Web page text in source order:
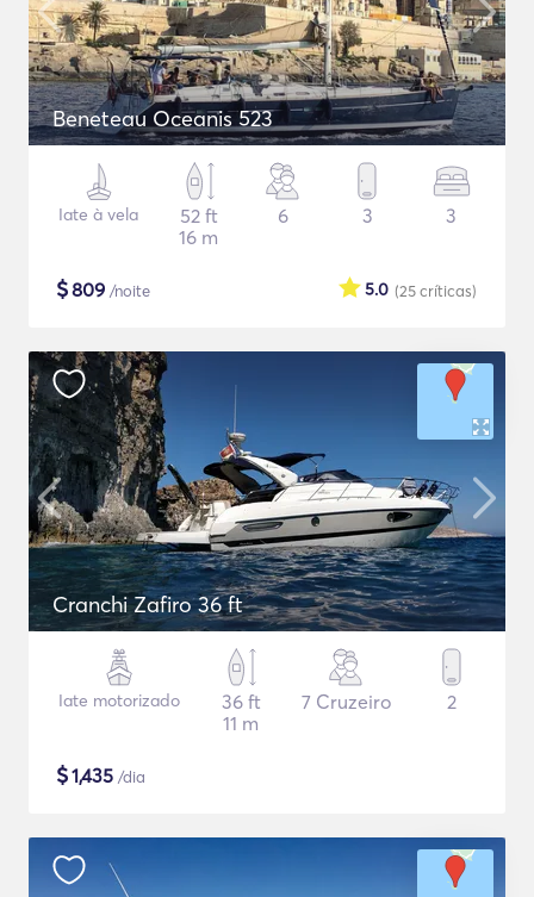
Beneteau Oceanis 523
Iate à vela
52 ft
16 m
6 3 3
$809 /noite (25críticas)
5.0
Cranchi Zafiro 36 ft
Iate motorizado
36 ft
11 m
7 Cruzeiro 2
$1,435 /dia